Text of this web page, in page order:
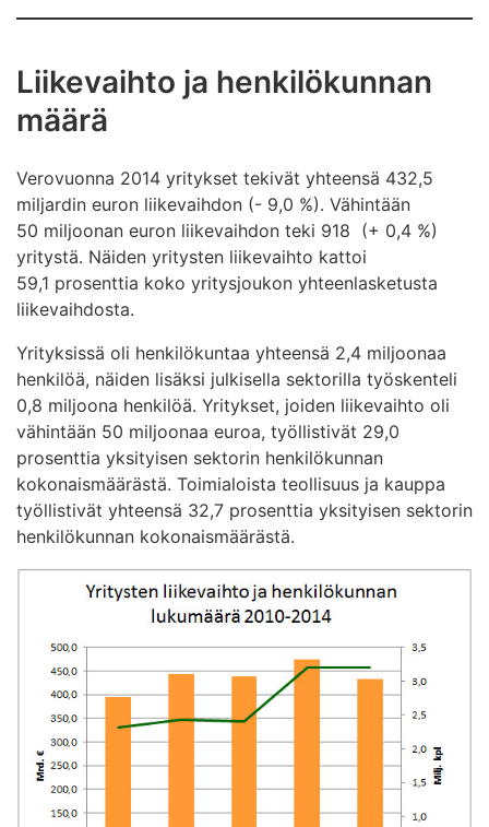
Liikevaihto ja henkilökunnan
määrä
Verovuonna 2014 yritykset tekivät yhteensä 432,5
miljardin euron liikevaihdon (- 9,0 %). Vähintään
50 miljoonan euron liikevaihdon teki 918 (+ 0,4 %)
yritystä. Näiden yritysten liikevaihto kattoi
59,1 prosenttia koko yritysjoukon yhteenlasketusta
liikevaihdosta.
Yrityksissä oli henkilökuntaa yhteensä 2,4 miljoonaa
henkilöä, näiden lisäksi julkisella sektorilla työskenteli
0,8 miljoona henkilöä. Yritykset, joiden liikevaihto oli
vähintään 50 miljoonaa euroa, työllistivät 29,0
prosenttia yksityisen sektorin henkilökunnan
kokonaismäärästä. Toimialoista teollisuus ja kauppa
työllistivät yhteensä 32,7 prosenttia yksityisen sektorin
henkilökunnan kokonaismäärästä.